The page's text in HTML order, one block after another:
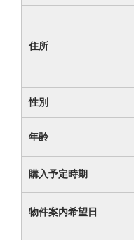
住所
性別
年齢
購入予定時期
物件案内希望日